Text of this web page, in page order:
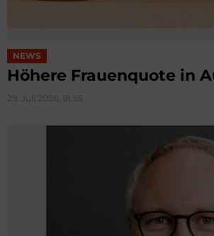
NEWS
Höhere Frauenquote in
29. Juli 2026, 18:55